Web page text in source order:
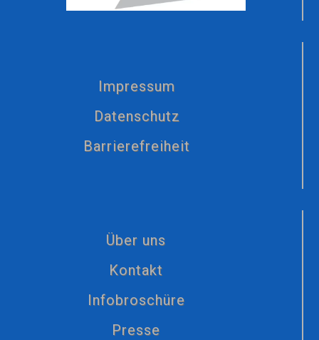
Impressum
Datenschutz
Barrierefreiheit
Über uns
Kontakt
Infobroschüre
Presse